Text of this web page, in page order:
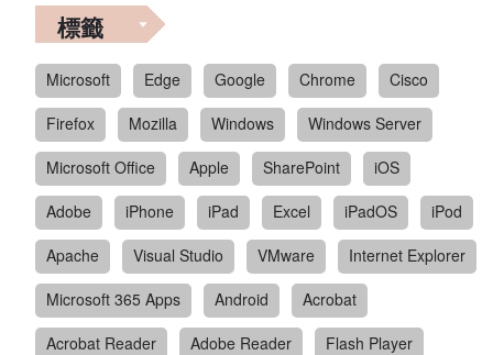
標籤
Microsoft Edge Google Chrome
Cisco
Firefox
Mozilla Windows
Windows Server
Microsoft Office
Apple SharePoint
iOS
Adobe
iPhone iPad Excel iPadOS
iPod
Apache
Visual Studio VMware
Internet Explorer
Microsoft 365 Apps
Android
Acrobat
Acrobat Reader
Adobe Reader
Flash Player